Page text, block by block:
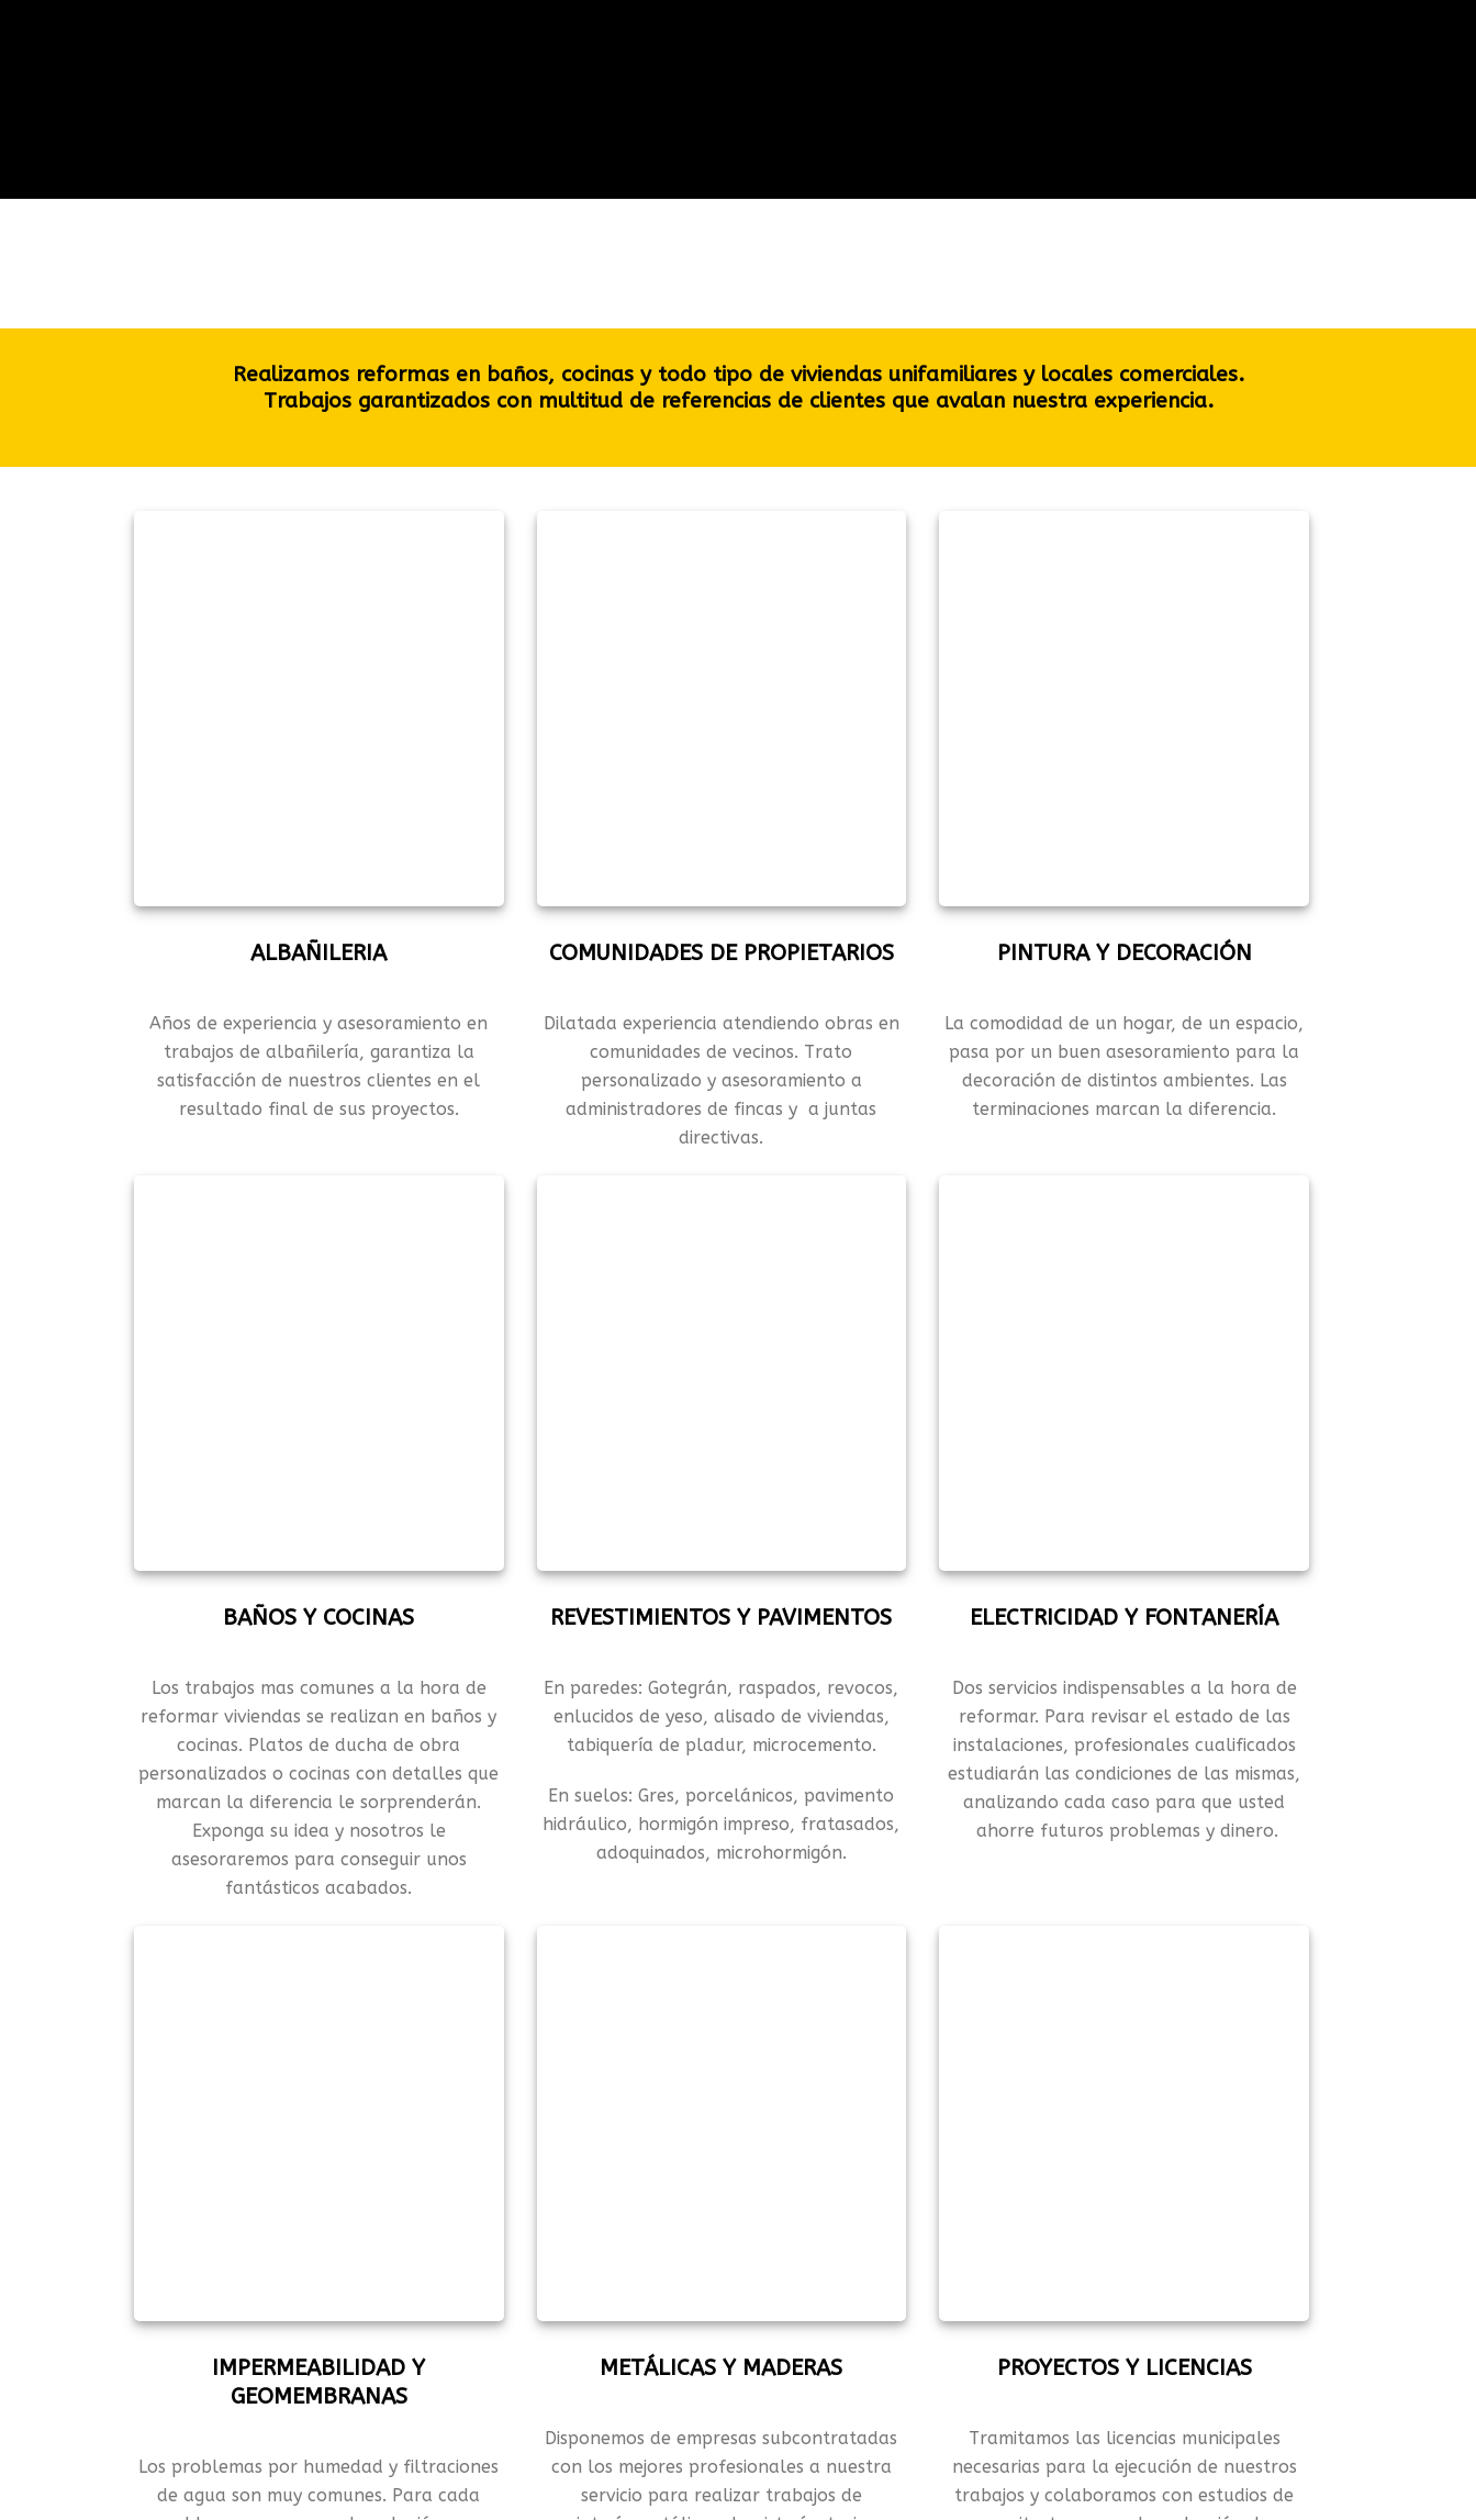
Realizamos reformas en baños, cocinas y todo tipo de viviendas unifamiliares y locales comerciales.
Trabajos garantizados con multitud de referencias de clientes que avalan nuestra experiencia.
ALBAÑILERIA
Años de experiencia y asesoramiento en
trabajos de albañilería, garantiza la
satisfacción de nuestros clientes en el
resultado final de sus proyectos.
COMUNIDADES DE PROPIETARIOS
Dilatada experiencia atendiendo obras en
comunidades de vecinos. Trato
personalizado y asesoramiento a
administradores de fincas y a juntas
directivas.
PINTURA Y DECORACIÓN
La comodidad de un hogar, de un espacio,
pasa por un buen asesoramiento para la
decoración de distintos ambientes. Las
terminaciones marcan la diferencia.
BAÑOS Y COCINAS
Los trabajos mas comunes a la hora de
reformar viviendas se realizan en baños y
cocinas. Platos de ducha de obra
personalizados o cocinas con detalles que
marcan la diferencia le sorprenderán.
Exponga su idea y nosotros le
asesoraremos para conseguir unos
fantásticos acabados.
REVESTIMIENTOS Y PAVIMENTOS
En paredes: Gotegrán, raspados, revocos,
enlucidos de yeso, alisado de viviendas,
tabiquería de pladur, microcemento.
En suelos: Gres, porcelánicos, pavimento
hidráulico, hormigón impreso, fratasados,
adoquinados, microhormigón.
ELECTRICIDAD Y FONTANERÍA
Dos servicios indispensables a la hora de
reformar. Para revisar el estado de las
instalaciones, profesionales cualificados
estudiarán las condiciones de las mismas,
analizando cada caso para que usted
ahorre futuros problemas y dinero.
IMPERMEABILIDAD Y
GEOMEMBRANAS
Los problemas por humedad y filtraciones
de agua son muy comunes. Para cada
METÁLICAS Y MADERAS
Disponemos de empresas subcontratadas
con los mejores profesionales a nuestra
servicio para realizar trabajos de
PROYECTOS Y LICENCIAS
Tramitamos las licencias municipales
necesarias para la ejecución de nuestros
trabajos y colaboramos con estudios de